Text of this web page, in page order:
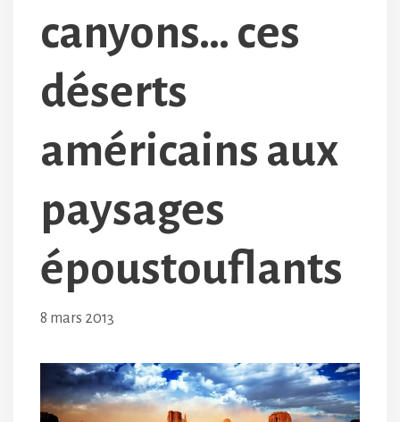
canyons… ces
déserts
américains aux
paysages
époustouflants
8 mars 2013